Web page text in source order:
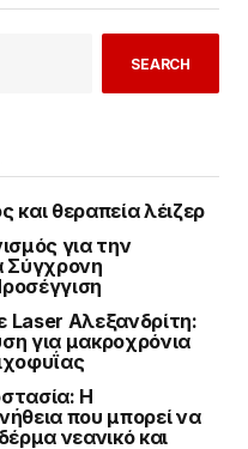
SEARCH
και θεραπεία λέιζερ
για την
Σύγχρονη
Laser Αλεξανδρίτη:
για μακροχρόνια
Η
που μπορεί να
νεανικό και